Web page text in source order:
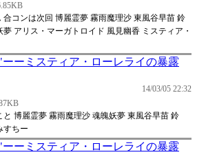
合コンは次回 博麗霊夢 霧雨魔理沙 東風谷早苗 鈴
アリス・マーガトロイド 風見幽香 ミスティア・
ーミスティア・ローレライの暴露
14/03/05 22:32
博麗霊夢 霧雨魔理沙 魂魄妖夢 東風谷早苗 鈴
すちー
ーミスティア・ローレライの暴露